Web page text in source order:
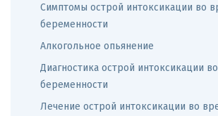
Симптомы острой интоксикации во
беременности
Алкогольное опьянение
Диагностика острой интоксикации
беременности
Лечение острой интоксикации во